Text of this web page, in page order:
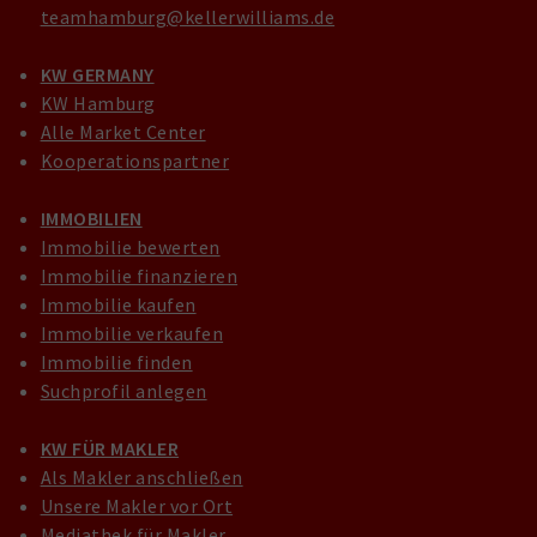
teamhamburg@kellerwilliams.de
KW GERMANY
KW Hamburg
Alle Market Center
Kooperationspartner
IMMOBILIEN
Immobilie bewerten
Immobilie finanzieren
Immobilie kaufen
Immobilie verkaufen
Immobilie finden
Suchprofil anlegen
KW FÜR MAKLER
Als Makler anschließen
Unsere Makler vor Ort